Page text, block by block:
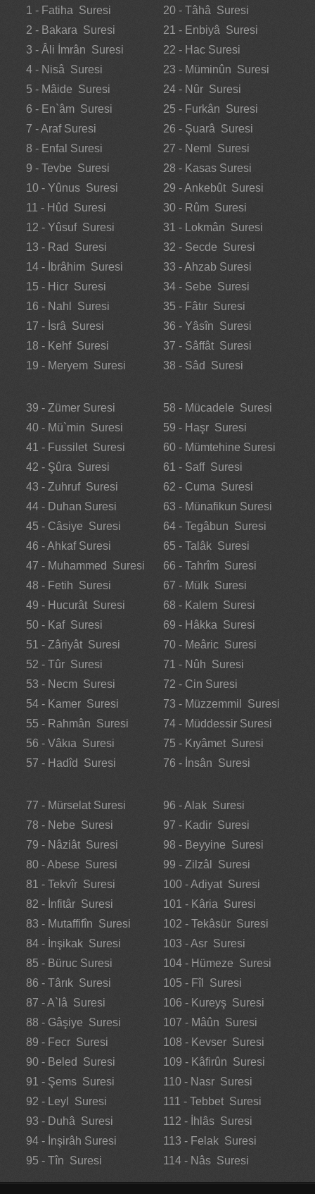
1 - Fatiha Suresi
2 - Bakara Suresi
3 - Âli İmrân Suresi
4 - Nisâ Suresi
5 - Mâide Suresi
6 - En`âm Suresi
7 - Araf Suresi
8 - Enfal Suresi
9 - Tevbe Suresi
10 - Yûnus Suresi
11 - Hûd Suresi
12 - Yûsuf Suresi
13 - Rad Suresi
14 - İbrâhim Suresi
15 - Hicr Suresi
16 - Nahl Suresi
17 - İsrâ Suresi
18 - Kehf Suresi
19 - Meryem Suresi
20 - Tâhâ Suresi
21 - Enbiyâ Suresi
22 - Hac Suresi
23 - Müminûn Suresi
24 - Nûr Suresi
25 - Furkân Suresi
26 - Şuarâ Suresi
27 - Neml Suresi
28 - Kasas Suresi
29 - Ankebût Suresi
30 - Rûm Suresi
31 - Lokmân Suresi
32 - Secde Suresi
33 - Ahzab Suresi
34 - Sebe Suresi
35 - Fâtır Suresi
36 - Yâsîn Suresi
37 - Sâffât Suresi
38 - Sâd Suresi
39 - Zümer Suresi
40 - Mü`min Suresi
41 - Fussilet Suresi
42 - Şûra Suresi
43 - Zuhruf Suresi
44 - Duhan Suresi
45 - Câsiye Suresi
46 - Ahkaf Suresi
47 - Muhammed Suresi
48 - Fetih Suresi
49 - Hucurât Suresi
50 - Kaf Suresi
51 - Zâriyât Suresi
52 - Tûr Suresi
53 - Necm Suresi
54 - Kamer Suresi
55 - Rahmân Suresi
56 - Vâkıa Suresi
57 - Hadîd Suresi
58 - Mücadele Suresi
59 - Haşr Suresi
60 - Mümtehine Suresi
61 - Saff Suresi
62 - Cuma Suresi
63 - Münafikun Suresi
64 - Tegâbun Suresi
65 - Talâk Suresi
66 - Tahrîm Suresi
67 - Mülk Suresi
68 - Kalem Suresi
69 - Hâkka Suresi
70 - Meâric Suresi
71 - Nûh Suresi
72 - Cin Suresi
73 - Müzzemmil Suresi
74 - Müddessir Suresi
75 - Kıyâmet Suresi
76 - İnsân Suresi
77 - Mürselat Suresi
78 - Nebe Suresi
79 - Nâziât Suresi
80 - Abese Suresi
81 - Tekvîr Suresi
82 - İnfitâr Suresi
83 - Mutaffifîn Suresi
84 - İnşikak Suresi
85 - Büruc Suresi
86 - Târık Suresi
87 - A`lâ Suresi
88 - Gâşiye Suresi
89 - Fecr Suresi
90 - Beled Suresi
91 - Şems Suresi
92 - Leyl Suresi
93 - Duhâ Suresi
94 - İnşirâh Suresi
95 - Tîn Suresi
96 - Alak Suresi
97 - Kadir Suresi
98 - Beyyine Suresi
99 - Zilzâl Suresi
100 - Adiyat Suresi
101 - Kâria Suresi
102 - Tekâsür Suresi
103 - Asr Suresi
104 - Hümeze Suresi
105 - Fîl Suresi
106 - Kureyş Suresi
107 - Mâûn Suresi
108 - Kevser Suresi
109 - Kâfirûn Suresi
110 - Nasr Suresi
111 - Tebbet Suresi
112 - İhlâs Suresi
113 - Felak Suresi
114 - Nâs Suresi